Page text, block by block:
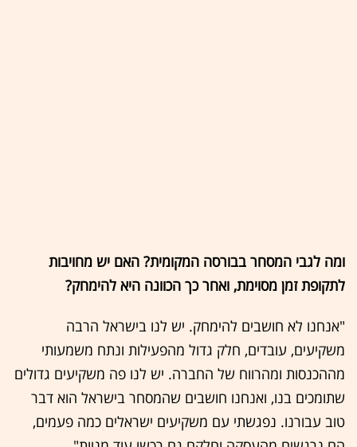
ומה לגבי המסחר בבורסה המקומית? האם יש מחויבות
לתקופת זמן מסוימת, ואחר כך הכוונה היא להימחק?
"אנחנו לא חושבים להימחק. יש לנו בישראל הרבה
משקיעים, עובדים, חלק גדול מהפעילות ונתח משמעותי
מההכנסות ומהרווח של החברה. יש לנו פה משקיעים גדולים
שתומכים בנו, ואנחנו חושבים שהמסחר בישראל הוא דבר
טוב עבורנו. נפגשתי עם משקיעים ישראלים כמה פעמים,